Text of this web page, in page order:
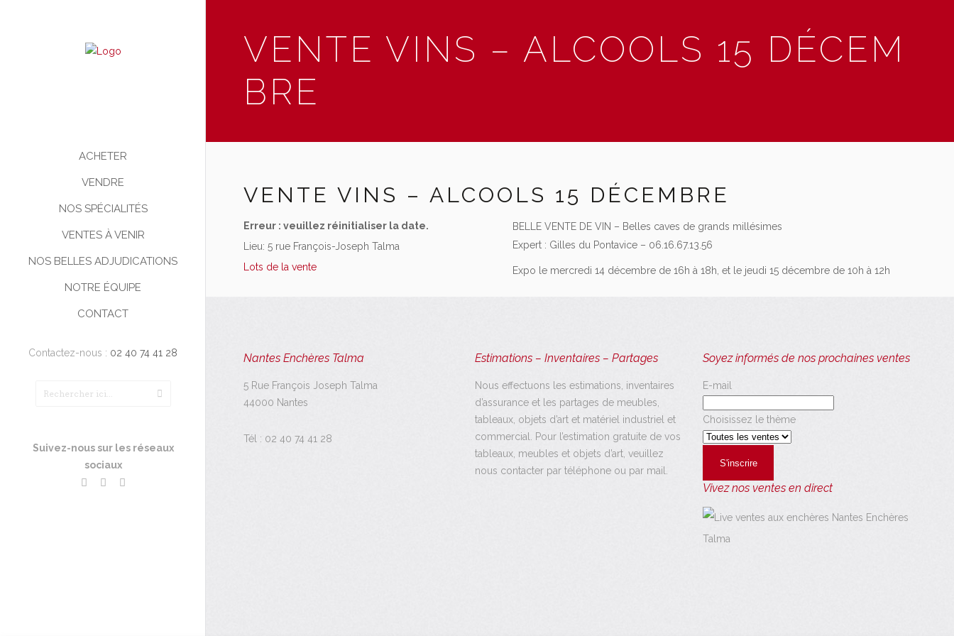
ACHETER
VENDRE
NOS SPÉCIALITÉS
VENTES À VENIR
NOS BELLES ADJUDICATIONS
NOTRE ÉQUIPE
CONTACT
Contactez-nous : 02 40 74 41 28
Suivez-nous sur les réseaux
sociaux
VENTE VINS – ALCOOLS 15 DÉCEM
BRE
VENTE VINS – ALCOOLS 15 DÉCEMBRE
Erreur : veuillez réinitialiser la date.
Lieu: 5 rue François-Joseph Talma
Lots de la vente
BELLE VENTE DE VIN – Belles caves de grands millésimes
Expert : Gilles du Pontavice – 06.16.67.13.56
Expo le mercredi 14 décembre de 16h à 18h, et le jeudi 15 décembre de 10h à 12h
Nantes Enchères Talma
5 Rue François Joseph Talma
44000 Nantes
Tél : 02 40 74 41 28
Estimations – Inventaires – Partages
Nous effectuons les estimations, inventaires
d’assurance et les partages de meubles,
tableaux, objets d’art et matériel industriel et
commercial. Pour l’estimation gratuite de vos
tableaux, meubles et objets d’art, veuillez
nous contacter par téléphone ou par mail.
Soyez informés de nos prochaines ventes
E-mail
Choisissez le thème
Vivez nos ventes en direct